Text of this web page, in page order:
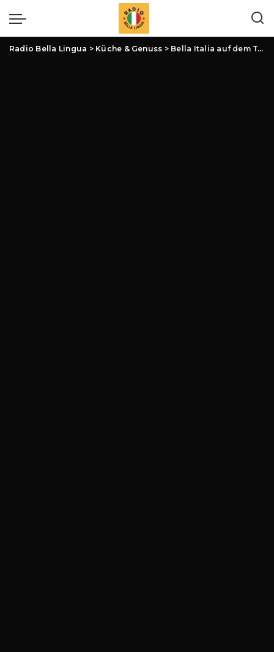
Radio Bella Lingua > Küche & Genuss > Bella Italia auf dem Teller: Entdecke die aufregendsten italienischen Food-Innovationen!